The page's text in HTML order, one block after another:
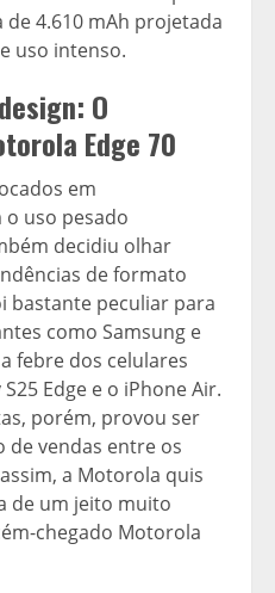
4.610 mAh projetada
uso intenso.
O
Edge 70
em
uso pesado
decidiu olhar
de formato
bastante peculiar para
como Samsung e
febre dos celulares
Edge e o iPhone Air.
porém, provou ser
de vendas entre os
a Motorola quis
de um jeito muito
chegado Motorola